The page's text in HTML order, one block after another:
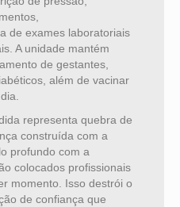
de exames laboratoriais
A unidade mantém
de gestantes,
além de vacinar
representa quebra de
construída com a
profundo com a
colocados profissionais
momento. Isso destrói o
de confiança que